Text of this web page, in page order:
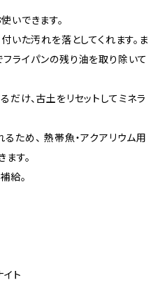
いできます。
いた汚れを落としてくれます。ま
ライパンの残り油を取り除いて
け、古土をリセットしてミネラ
ため、 熱帯魚・アクアリウム用
す。
給。
イト